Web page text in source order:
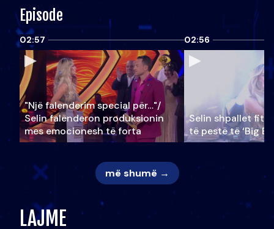
Episode
02:57
"Një falenderim special për…"/
Selin falënderon produksionin
mes emocionesh të forta
02:56
Selin shpallet
të pestë të ‘Big
më shumë →
LAJME